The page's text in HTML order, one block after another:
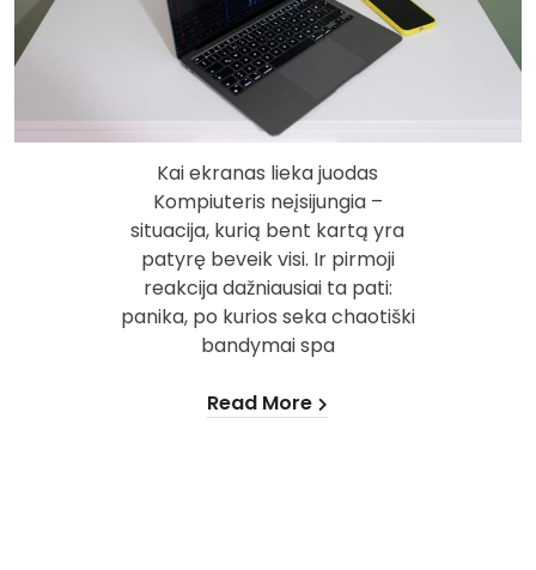
Kai ekranas lieka juodas
Kompiuteris neįsijungia –
situacija, kurią bent kartą yra
patyrę beveik visi. Ir pirmoji
reakcija dažniausiai ta pati:
panika, po kurios seka chaotiški
bandymai spa
Read More